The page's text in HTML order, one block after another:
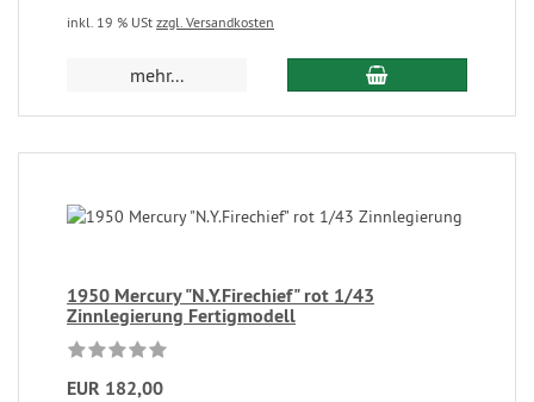
inkl. 19 % USt zzgl. Versandkosten
mehr...
1950 Mercury "N.Y.Firechief" rot 1/43
Zinnlegierung Fertigmodell
EUR 182,00